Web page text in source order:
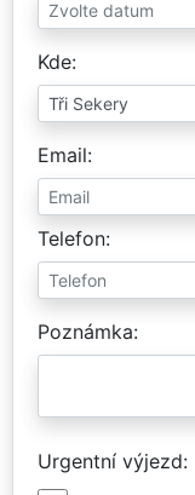
Kde
Email
Telefon
Poznámka
Urgentní výjezd